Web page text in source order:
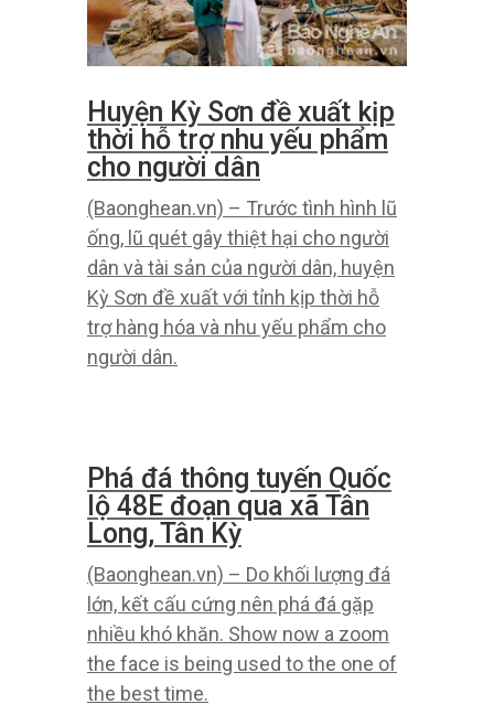
Huyện Kỳ Sơn đề xuất kịp
thời hỗ trợ nhu yếu phẩm
cho người dân
(Baonghean.vn) – Trước tình hình lũ
ống, lũ quét gây thiệt hại cho người
dân và tài sản của người dân, huyện
Kỳ Sơn đề xuất với tỉnh kịp thời hỗ
trợ hàng hóa và nhu yếu phẩm cho
người dân.
Phá đá thông tuyến Quốc
lộ 48E đoạn qua xã Tân